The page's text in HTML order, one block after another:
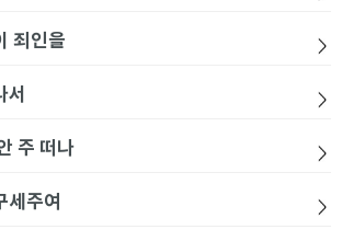
죄인을
서
주 떠나
세주여